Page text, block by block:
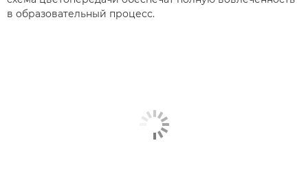
в образовательный процесс.